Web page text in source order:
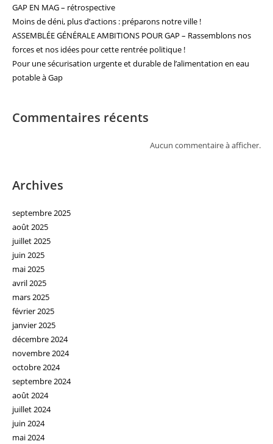
GAP EN MAG – rétrospective
Moins de déni, plus d’actions : préparons notre ville !
ASSEMBLÉE GÉNÉRALE AMBITIONS POUR GAP – Rassemblons nos
forces et nos idées pour cette rentrée politique !
Pour une sécurisation urgente et durable de l’alimentation en eau
potable à Gap
Commentaires récents
Aucun commentaire à afficher.
Archives
septembre 2025
août 2025
juillet 2025
juin 2025
mai 2025
avril 2025
mars 2025
février 2025
janvier 2025
décembre 2024
novembre 2024
octobre 2024
septembre 2024
août 2024
juillet 2024
juin 2024
mai 2024